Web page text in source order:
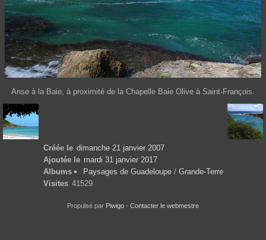
Anse à la Baie, à proximité de la Chapelle Baie Olive à Saint-François.
Créée le dimanche 21 janvier 2007
Ajoutée le mardi 31 janvier 2017
Albums
Paysages de Guadeloupe / Grande-Terre
Visites 41529
Propulsé par Piwigo - Contacter le webmestre